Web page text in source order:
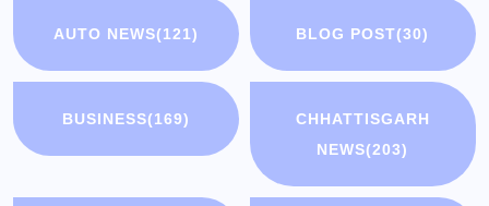
AUTO NEWS(121) BLOG POST(30)
BUSINESS(169)
CHHATTISGARH
NEWS(203)